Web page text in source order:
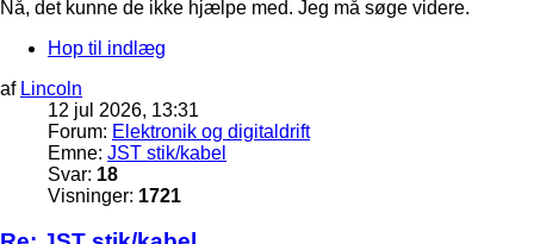
Nå, det kunne de ikke hjælpe med. Jeg må søge videre.
Hop til indlæg
af Lincoln
12 jul 2026, 13:31
Forum: Elektronik og digitaldrift
Emne: JST stik/kabel
Svar: 18
Visninger: 1721